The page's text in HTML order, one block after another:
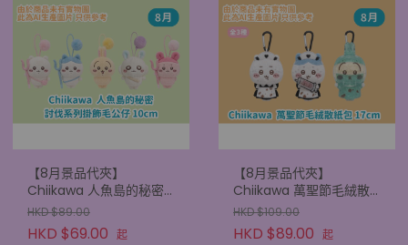
【8月景品代夾】
Chiikawa 人魚島的秘密
討伐系列掛飾毛公仔
10cm
HKD $89.00
HKD $69.00 起
【8月景品代夾】
Chiikawa 萬聖節毛絨散
紙包 17cm
HKD $109.00
HKD $89.00 起